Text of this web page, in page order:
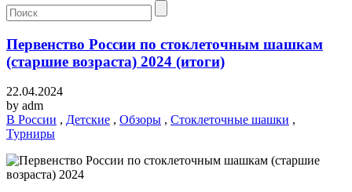
Первенство России по стоклеточным шашкам
(старшие возраста) 2024 (итоги)
22.04.2024
by adm
В России , Детские , Обзоры , Стоклеточные шашки ,
Турниры